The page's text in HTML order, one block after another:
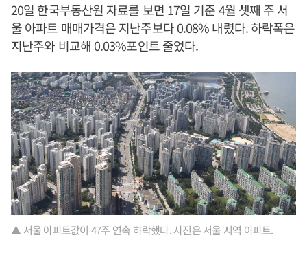
20일 한국부동산원 자료를 보면 17일 기준 4월 셋째 주 서
울 아파트 매매가격은 지난주보다 0.08% 내렸다. 하락폭은
지난주와 비교해 0.03%포인트 줄었다.
▲ 서울 아파트값이 47주 연속 하락했다. 사진은 서울 지역 아파트.